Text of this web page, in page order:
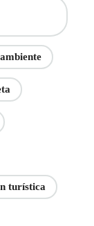
turística